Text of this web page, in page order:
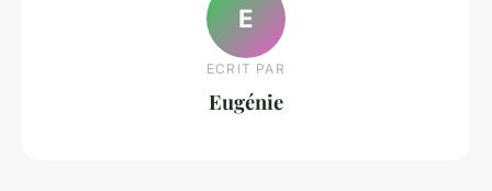
E
ECRIT PAR
Eugénie